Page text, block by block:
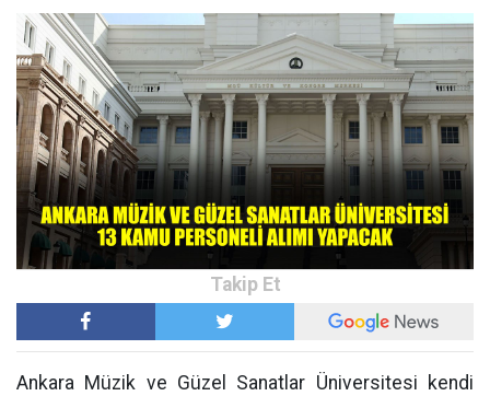
Ankara Müzik ve Güzel Sanatlar Üniversitesi kendi